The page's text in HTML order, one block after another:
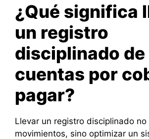
¿Qué significa
un registro
disciplinado de
cuentas por
pagar?
Llevar un registro disciplinado
movimientos, sino optimizar un